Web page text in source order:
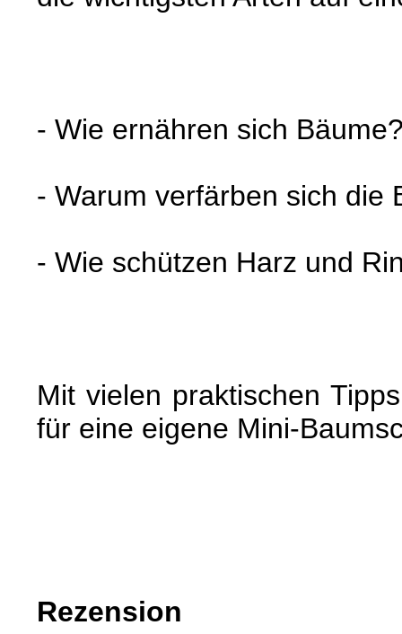
- Wie ernähren sich
- Warum verfärben sich die
- Wie schützen Harz und
Mit vielen praktischen
für eine eigene Mini-
Rezension